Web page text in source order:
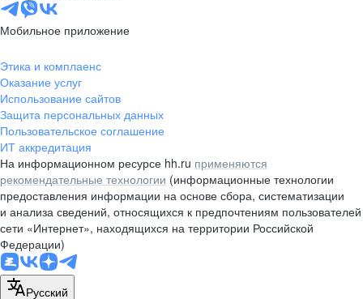
Мобильное приложение
Этика и комплаенс
Оказание услуг
Использование сайтов
Защита персональных данных
Пользовательское соглашение
ИТ аккредитация
На информационном ресурсе hh.ru применяются
рекомендательные технологии (информационные технологии
предоставления информации на основе сбора, систематизации
и анализа сведений, относящихся к предпочтениям пользователей
сети «Интернет», находящихся на территории Российской
Федерации)
Русский